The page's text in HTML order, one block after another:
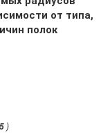
от типа,
полок
5)